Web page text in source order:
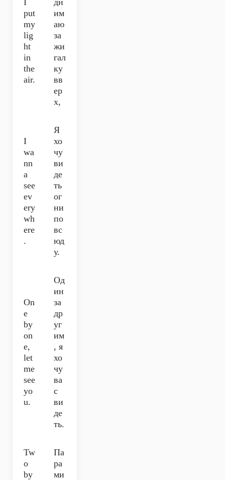
I
put
my
lig
ht
in
the
air.
дн
им
аю
за
жи
гал
ку
вв
ер
х,
I
wa
nn
a
see
ev
ery
wh
ere
.
Я
хо
чу
ви
де
ть
ог
ни
по
вс
юд
у.
On
e
by
on
e,
let
me
see
yo
u.
Од
ин
за
др
уг
им
, я
хо
чу
ва
с
ви
де
ть.
Tw
o
by
Па
ра
ми